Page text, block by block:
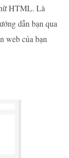
HTML. Là
dẫn bạn qua
web của bạn